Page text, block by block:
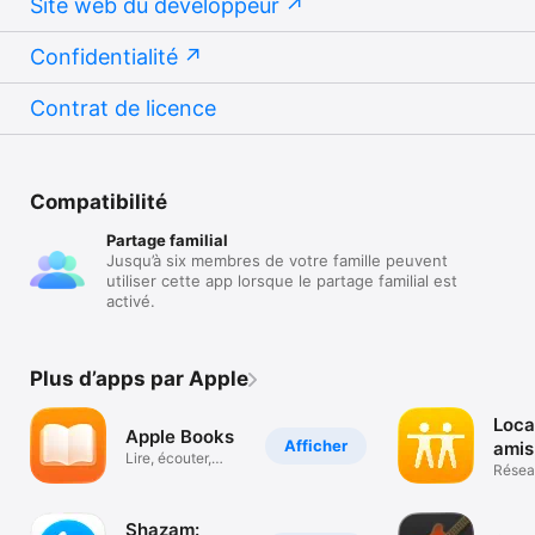
Site web du développeur
Confidentialité
Contrat de licence
Compatibilité
Partage familial
Jusqu’à six membres de votre famille peuvent
utiliser cette app lorsque le partage familial est
activé.
Plus d’apps par Apple
Afficher
Apple Books
Lire, écouter,
Shazam:
amis